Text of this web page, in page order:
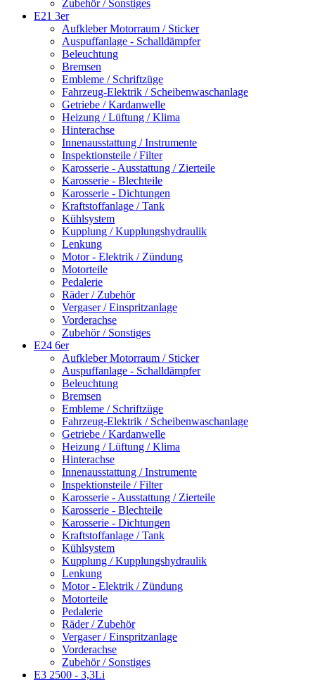
Zubehör / Sonstiges
E21 3er
Aufkleber Motorraum / Sticker
Auspuffanlage - Schalldämpfer
Beleuchtung
Bremsen
Embleme / Schriftzüge
Fahrzeug-Elektrik / Scheibenwaschanlage
Getriebe / Kardanwelle
Heizung / Lüftung / Klima
Hinterachse
Innenausstattung / Instrumente
Inspektionsteile / Filter
Karosserie - Ausstattung / Zierteile
Karosserie - Blechteile
Karosserie - Dichtungen
Kraftstoffanlage / Tank
Kühlsystem
Kupplung / Kupplungshydraulik
Lenkung
Motor - Elektrik / Zündung
Motorteile
Pedalerie
Räder / Zubehör
Vergaser / Einspritzanlage
Vorderachse
Zubehör / Sonstiges
E24 6er
Aufkleber Motorraum / Sticker
Auspuffanlage - Schalldämpfer
Beleuchtung
Bremsen
Embleme / Schriftzüge
Fahrzeug-Elektrik / Scheibenwaschanlage
Getriebe / Kardanwelle
Heizung / Lüftung / Klima
Hinterachse
Innenausstattung / Instrumente
Inspektionsteile / Filter
Karosserie - Ausstattung / Zierteile
Karosserie - Blechteile
Karosserie - Dichtungen
Kraftstoffanlage / Tank
Kühlsystem
Kupplung / Kupplungshydraulik
Lenkung
Motor - Elektrik / Zündung
Motorteile
Pedalerie
Räder / Zubehör
Vergaser / Einspritzanlage
Vorderachse
Zubehör / Sonstiges
E3 2500 - 3,3Li